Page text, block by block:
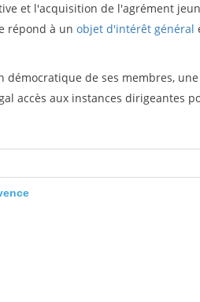
et l'acquisition de l'agrément
répond à un objet d'intérêt général
démocratique de ses membres,
accès aux instances dirigeantes